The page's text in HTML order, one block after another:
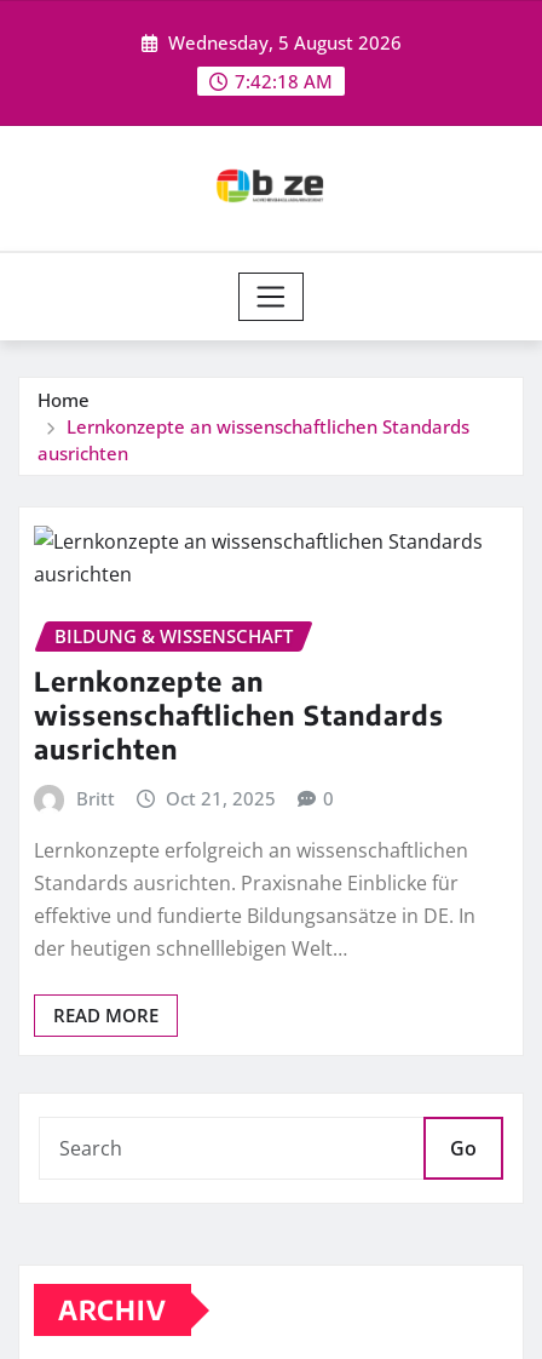
Wednesday, 5 August 2026
7:42:19 AM
Home
Lernkonzepte an wissenschaftlichen Standards
ausrichten
BILDUNG & WISSENSCHAFT
Lernkonzepte an
wissenschaftlichen Standards
ausrichten
Britt Oct 21, 2025 0
Lernkonzepte erfolgreich an wissenschaftlichen
Standards ausrichten. Praxisnahe Einblicke für
effektive und fundierte Bildungsansätze in DE. In
der heutigen schnelllebigen Welt…
READ MORE
Go
ARCHIV